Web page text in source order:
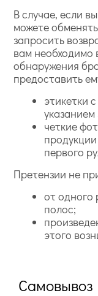
В случае, если
можете
запросить
вам необходимо
обнаружения
предоставить
этикетки
четкие
первого
Претензии не
от одного
полос;
этого
Самовывоз